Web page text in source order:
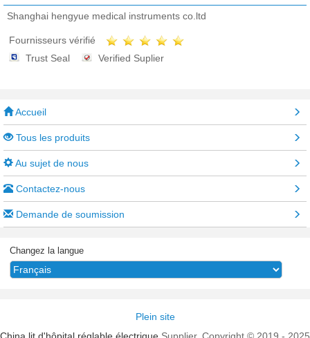
Shanghai hengyue medical instruments co.ltd
Fournisseurs vérifié
Trust Seal
Verified Suplier
Accueil
Tous les produits
Au sujet de nous
Contactez-nous
Demande de soumission
Changez la langue
Plein site